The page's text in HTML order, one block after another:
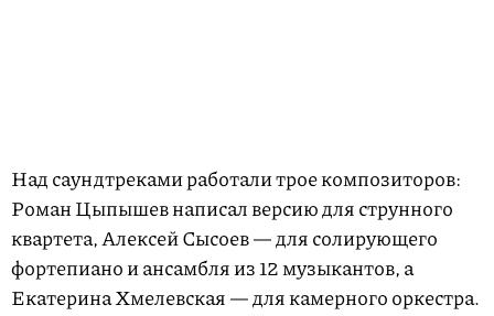
Над саундтреками работали трое композиторов:
Роман Цыпышев написал версию для струнного
квартета, Алексей Сысоев — для солирующего
фортепиано и ансамбля из 12 музыкантов, а
Екатерина Хмелевская — для камерного оркестра.